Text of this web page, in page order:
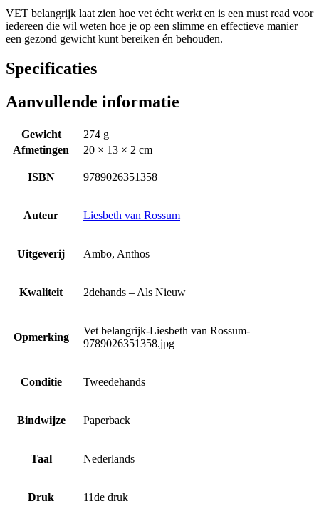
VET belangrijk laat zien hoe vet écht werkt en is een must read voor
iedereen die wil weten hoe je op een slimme en effectieve manier
een gezond gewicht kunt bereiken én behouden.
Specificaties
Aanvullende informatie
Gewicht
274 g
Afmetingen
20 × 13 × 2 cm
ISBN 9789026351358
Auteur Liesbeth van Rossum
Uitgeverij Ambo, Anthos
Kwaliteit 2dehands – Als Nieuw
Opmerking
Vet belangrijk-Liesbeth van Rossum-
9789026351358.jpg
Conditie Tweedehands
Bindwijze Paperback
Taal Nederlands
Druk 11de druk